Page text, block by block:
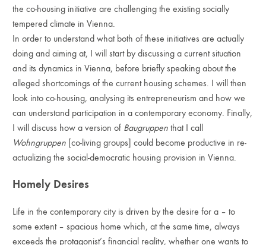
the co-housing initiative are challenging the existing socially
tempered climate in Vienna.
In order to understand what both of these initiatives are actually
doing and aiming at, I will start by discussing a current situation
and its dynamics in Vienna, before briefly speaking about the
alleged shortcomings of the current housing schemes. I will then
look into co-housing, analysing its entrepreneurism and how we
can understand participation in a contemporary economy. Finally,
I will discuss how a version of Baugruppen that I call
Wohngruppen [co-living groups] could become productive in re-
actualizing the social-democratic housing provision in Vienna.
Homely Desires
Life in the contemporary city is driven by the desire for a – to
some extent – spacious home which, at the same time, always
exceeds the protagonist’s financial reality, whether one wants to